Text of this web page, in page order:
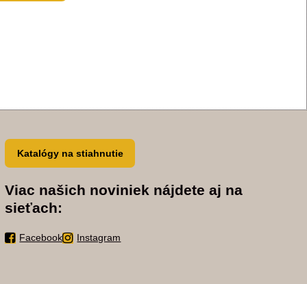
Katalógy na stiahnutie
Viac našich noviniek nájdete aj na
sieťach:
Facebook Instagram